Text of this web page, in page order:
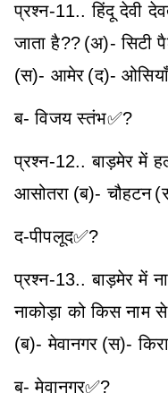
प्रश्न-11.. हिंदू देवी
जाता है?? (अ)- सिटी
(स)- आमेर (द)- ओसियाँ
ब- विजय स्तंभ✅?
प्रश्न-12.. बाड़मेर में
आसोतरा (ब)- चौहटन
द-पीपलूद✅?
प्रश्न-13.. बाड़मेर में
नाकोड़ा को किस नाम
(ब)- मेवानगर (स)-
ब- मेवानगर✅?